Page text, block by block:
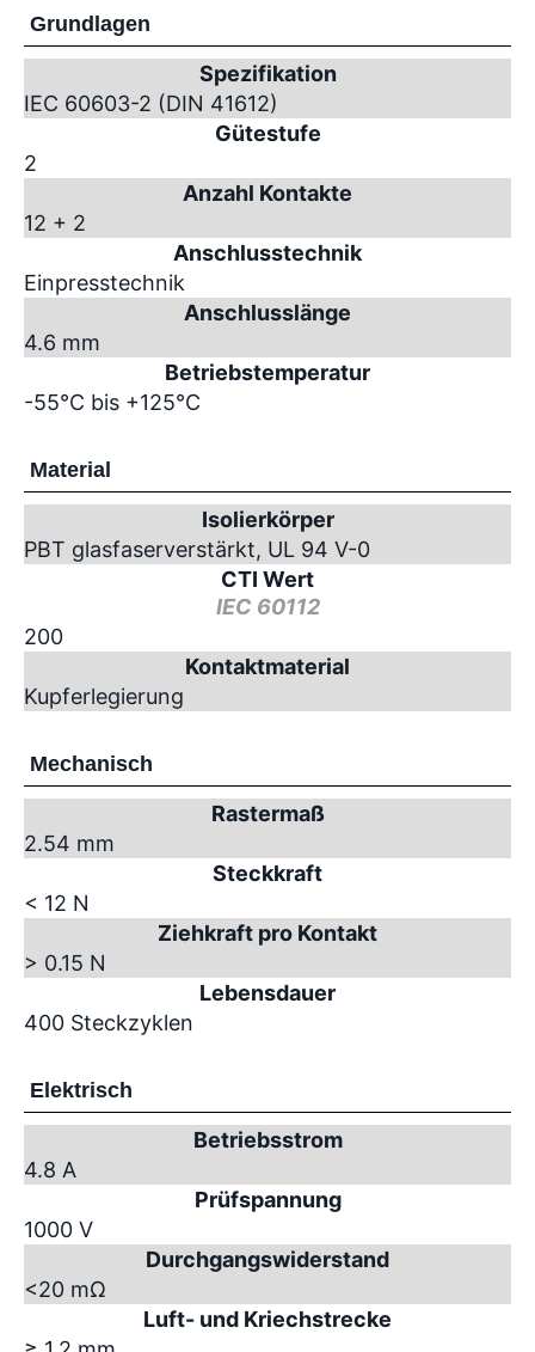
Grundlagen
Spezifikation
IEC 60603-2 (DIN 41612)
Gütestufe
2
Anzahl Kontakte
12 + 2
Anschlusstechnik
Einpresstechnik
Anschlusslänge
4.6 mm
Betriebstemperatur
-55°C bis +125°C
Material
Isolierkörper
PBT glasfaserverstärkt, UL 94 V-0
CTI Wert
IEC 60112
200
Kontaktmaterial
Kupferlegierung
Mechanisch
Rastermaß
2.54 mm
Steckkraft
< 12 N
Ziehkraft pro Kontakt
> 0.15 N
Lebensdauer
400 Steckzyklen
Elektrisch
Betriebsstrom
4.8 A
Prüfspannung
1000 V
Durchgangswiderstand
<20 mΩ
Luft- und Kriechstrecke